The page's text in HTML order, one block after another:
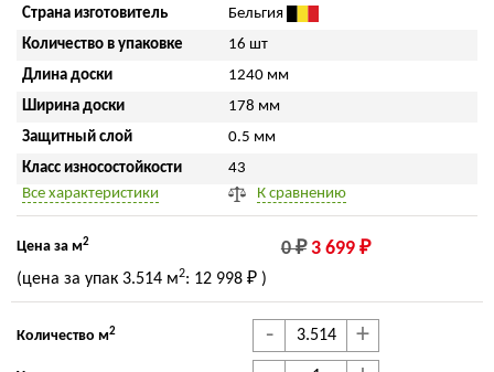
Страна изготовитель
Бельгия
Количество в упаковке
16 шт
Длина доски
1240 мм
Ширина доски
178 мм
Защитный слой
0.5 мм
Класс износостойкости
43
Все характеристики
К сравнению
Цена за м2 0 ₽ 3 699 ₽
(цена за упак 3.514 м2: 12 998 ₽ )
Количество м2 - +